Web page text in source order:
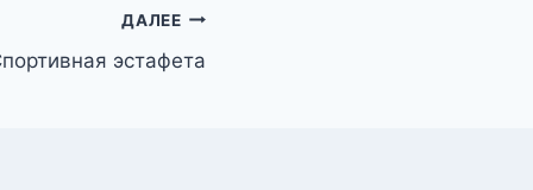
ДАЛЕЕ
эстафета